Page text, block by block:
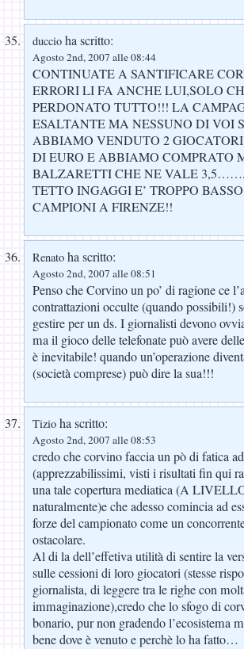
duccio ha scritto:
Agosto 2nd, 2007 alle 08:44
CONTINUATE A SANTIFICARE
ERRORI LI FA ANCHE LUI,SOLO
PERDONATO TUTTO!!! LA
ESALTANTE MA NESSUNO DI VOI
ABBIAMO VENDUTO 2
DI EURO E ABBIAMO COMPRATO
BALZARETTI CHE NE VALE
TETTO INGAGGI E’ TROPPO
CAMPIONI A FIRENZE!!
Renato ha scritto:
Agosto 2nd, 2007 alle 08:51
Penso che Corvino un po’ di ragione ce
contrattazioni occulte (quando possibili!)
gestire per un ds. I giornalisti devono
ma il gioco delle telefonate può avere
è inevitabile! quando un’operazione
(società comprese) può dire la sua!!!
Tizio ha scritto:
Agosto 2nd, 2007 alle 08:53
credo che corvino faccia un pò di fatica
(apprezzabilissimi, visti i risultati fin qui
una tale copertura mediatica (A
naturalmente)e che adesso comincia ad
forze del campionato come un
ostacolare.
Al di la dell’effetiva utilità di sentire la
sulle cessioni di loro giocatori (stesse
giornalista, di leggere tra le righe con
immaginazione),credo che lo sfogo di
bonario, pur non gradendo l’ecosistema
bene dove è venuto e perchè lo ha fatto…